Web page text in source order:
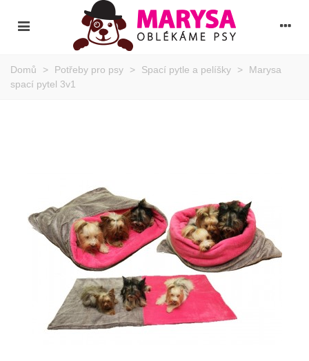
Domů > Potřeby pro psy > Spací pytle a pelíšky >
Marysa
spací pytel 3v1